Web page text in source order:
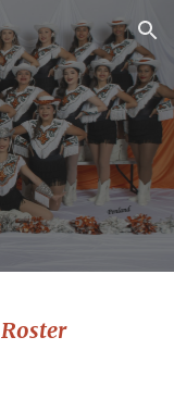
Skip to navigation
Roster